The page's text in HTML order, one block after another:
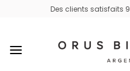
Des clients satisfaits